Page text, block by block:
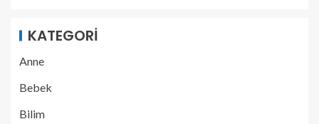
KATEGORI
Anne
Bebek
Bilim